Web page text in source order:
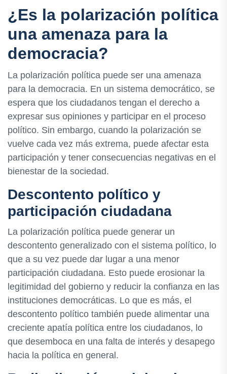
¿Es la polarización política
una amenaza para la
democracia?
La polarización política puede ser una amenaza
para la democracia. En un sistema democrático, se
espera que los ciudadanos tengan el derecho a
expresar sus opiniones y participar en el proceso
político. Sin embargo, cuando la polarización se
vuelve cada vez más extrema, puede afectar esta
participación y tener consecuencias negativas en el
bienestar de la sociedad.
Descontento político y
participación ciudadana
La polarización política puede generar un
descontento generalizado con el sistema político, lo
que a su vez puede dar lugar a una menor
participación ciudadana. Esto puede erosionar la
legitimidad del gobierno y reducir la confianza en las
instituciones democráticas. Lo que es más, el
descontento político también puede alimentar una
creciente apatía política entre los ciudadanos, lo
que desemboca en una falta de interés y desapego
hacia la política en general.